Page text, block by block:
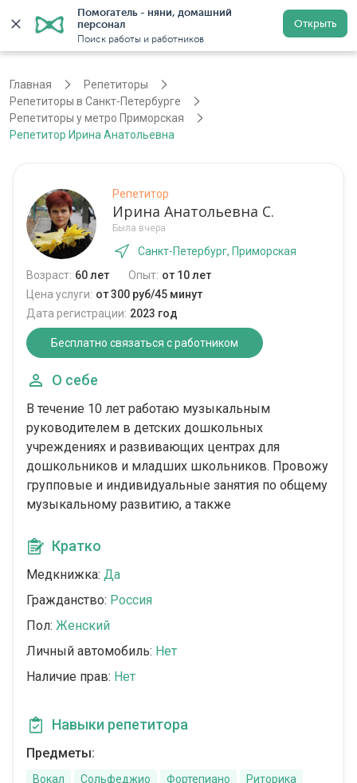
Помогатель - няни, домашний
персонал
Поиск работы и работников
Открыть
Санкт-Петербург Регистрация
Главная
Репетиторы
Репетиторы в Санкт-Петербурге
Репетиторы у метро Приморская
Репетитор Ирина Анатольевна
Репетитор
Ирина Анатольевна С.
Была вчера
Санкт-Петербург, Приморская
Возраст: 60 лет Опыт: от 10 лет
Цена услуги: от 300 руб/45 минут
Дата регистрации: 2023 год
Бесплатно связаться с работником
О себе
В течение 10 лет работаю музыкальным
руководителем в детских дошкольных
учреждениях и развивающих центрах для
дошкольников и младших школьников. Провожу
групповые и индивидуальные занятия по общему
музыкальному развитию, а также
Кратко
Медкнижка: Да
Гражданство: Россия
Пол: Женский
Личный автомобиль: Нет
Наличие прав: Нет
Навыки репетитора
Предметы:
Вокал Сольфеджио Фортепиано Риторика